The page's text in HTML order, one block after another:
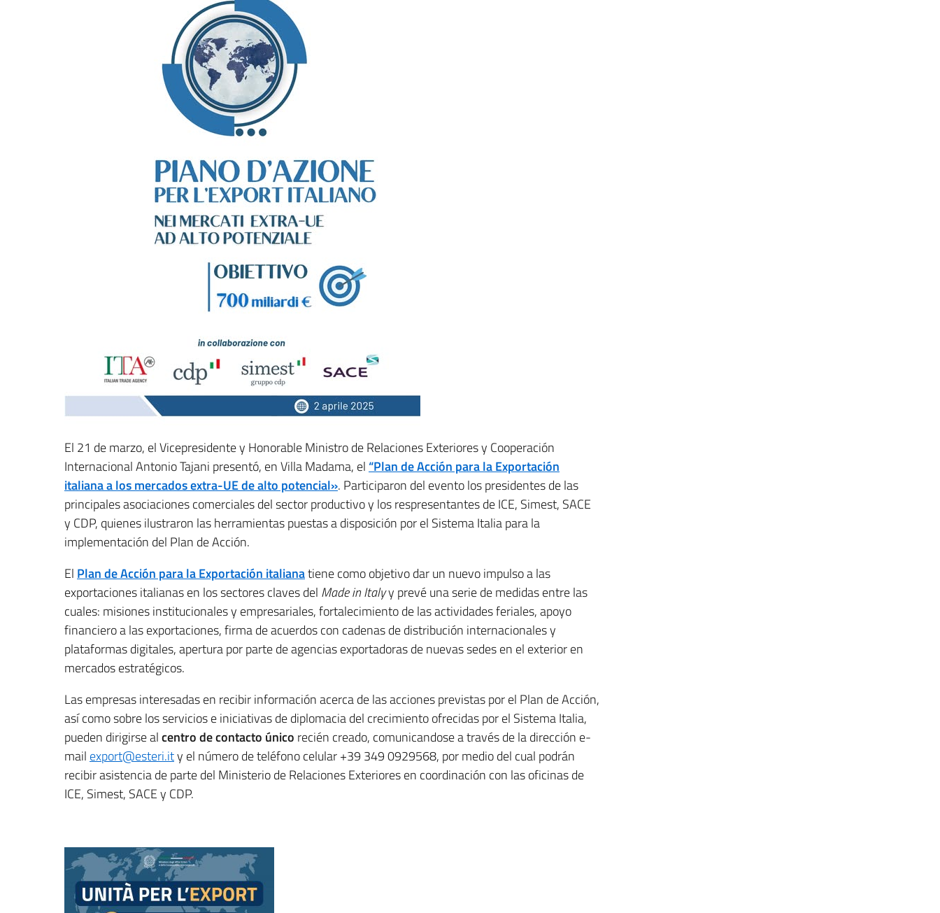
El 21 de marzo, el Vicepresidente y Honorable Ministro de Relaciones Exteriores y Cooperación
Internacional Antonio Tajani presentó, en Villa Madama, el“Plan de Acción para la Exportación
italiana a los mercados extra-UE de alto potencial». Participaron del evento los presidentes de las
principales asociaciones comerciales del sector productivo y los respresentantes de ICE, Simest, SACE
y CDP, quienes ilustraron las herramientas puestas a disposición por el Sistema Italia para la
implementación del Plan de Acción.
El Plan de Acción para la Exportación italianatiene como objetivo dar un nuevo impulso a las
exportaciones italianas en los sectores claves del Made in Italyy prevé una serie de medidas entre las
cuales: misiones institucionales y empresariales, fortalecimiento de las actividades feriales, apoyo
financiero a las exportaciones, firma de acuerdos con cadenas de distribución internacionales y
plataformas digitales, apertura por parte de agencias exportadoras de nuevas sedes en el exterior en
mercados estratégicos.
Las empresas interesadas en recibir información acerca de las acciones previstas por el Plan de Acción,
así como sobre los servicios e iniciativas de diplomacia del crecimiento ofrecidas por el Sistema Italia,
pueden dirigirse alcentro de contacto único recién creado, comunicandose a través de la dirección e-
mail export@esteri.ity el número de teléfono celular +39 349 0929568, por medio del cual podrán
recibir asistencia de parte del Ministerio de Relaciones Exteriores en coordinación con las oficinas de
ICE, Simest, SACE y CDP.